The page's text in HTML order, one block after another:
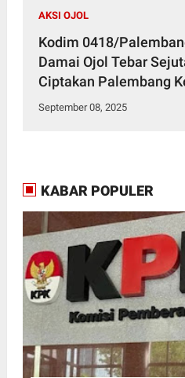
AKSI OJOL
Kodim 0418/
Damai Ojol Tebar
Ciptakan Palembang
September 08, 2025
KABAR POPULER